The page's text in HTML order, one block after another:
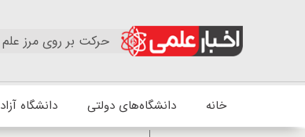
حرکت بر روی مرز علم
خانه دانشگاه‌های دولتی دانشگاه آزاد